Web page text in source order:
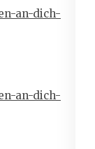
an-dich-
an-dich-